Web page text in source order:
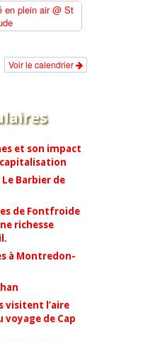
en plein air@ St
Voir le calendrier
et son impact
Barbier de
de Fontfroide
richesse
à Montredon-
visitent l’aire
voyage de Cap